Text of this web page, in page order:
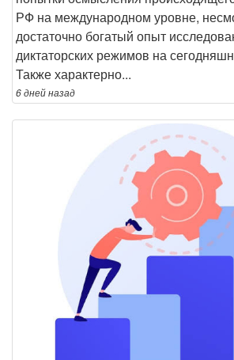
РФ на международном уровне,
достаточно богатый опыт
диктаторских режимов на
Также характерно...
6 днейназад